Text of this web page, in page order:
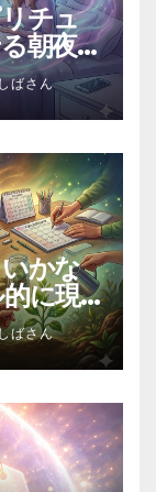
チュ
朝夜
ばさん
かな
に現
ばさん